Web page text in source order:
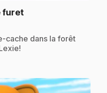
furet.
cache dans la forêt